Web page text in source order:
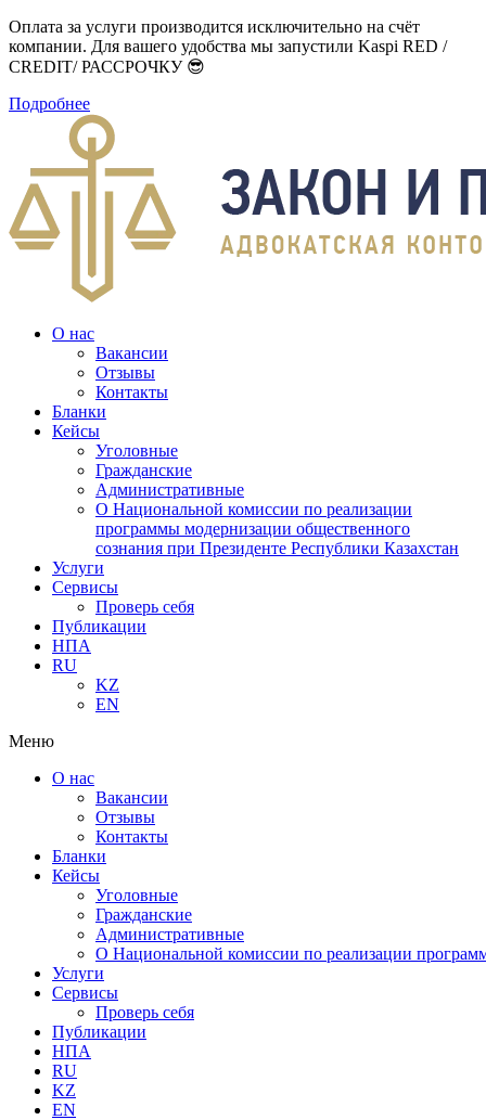
Оплата за услуги производится исключительно на счёт
компании. Для вашего удобства мы запустили Kaspi RED /
CREDIT/ РАССРОЧКУ 😎
Подробнее
О нас
Вакансии
Отзывы
Контакты
Бланки
Кейсы
Уголовные
Гражданские
Административные
О Национальной комиссии по реализации
программы модернизации общественного
сознания при Президенте Республики Казахстан
Услуги
Сервисы
Проверь себя
Публикации
НПА
RU
KZ
EN
Меню
О нас
Вакансии
Отзывы
Контакты
Бланки
Кейсы
Уголовные
Гражданские
Административные
О Национальной комиссии по реализации
Услуги
Сервисы
Проверь себя
Публикации
НПА
RU
KZ
EN